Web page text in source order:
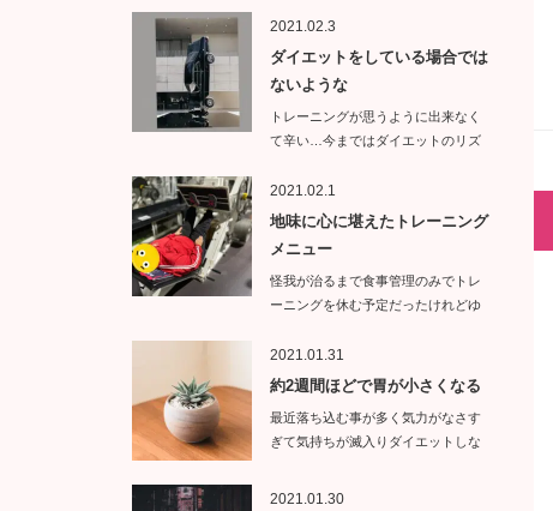
2021.02.3
ダイエットをしている場合では
ないような
トレーニングが思うように出来なく
て辛い…今まではダイエットのリズ
2021.02.1
地味に心に堪えたトレーニング
メニュー
怪我が治るまで食事管理のみでトレ
ーニングを休む予定だったけれどゆ
2021.01.31
約2週間ほどで胃が小さくなる
最近落ち込む事が多く気力がなさす
ぎて気持ちが滅入りダイエットしな
2021.01.30